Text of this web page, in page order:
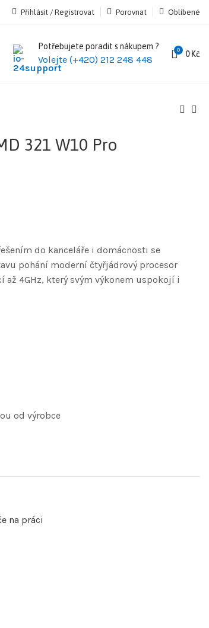
Přihlásit / Registrovat Porovnat Oblíbené
Potřebujete poradit s nákupem ?
Volejte (+420) 212 248 448
0 0 Kč
321 W10 Pro
do kanceláře i domácnosti se
pohání moderní čtyřjádrový procesor
až 4GHz, který svým výkonem uspokojí i
od výrobce
na práci